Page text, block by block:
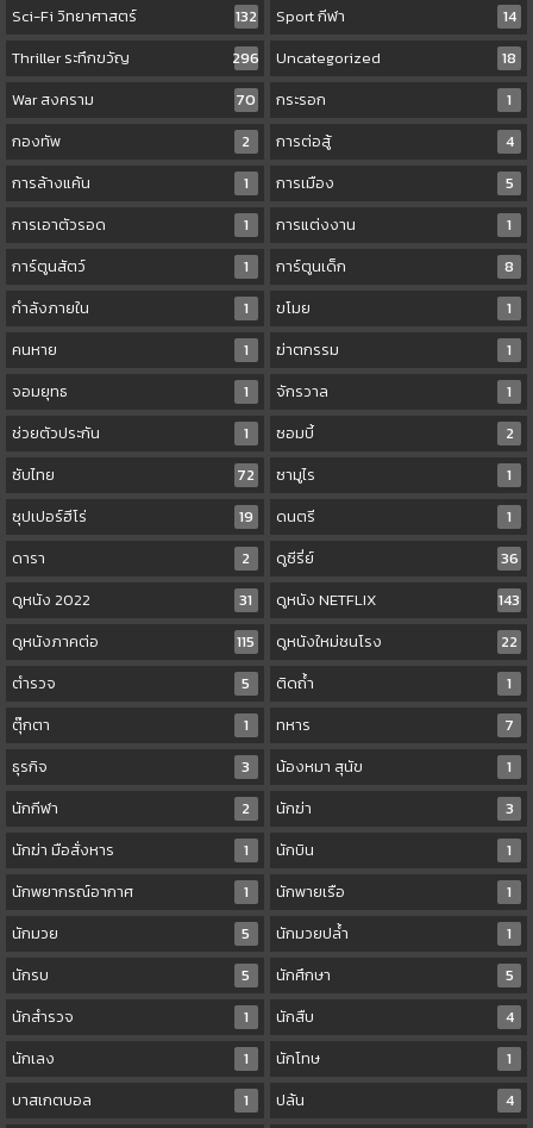
Sci-Fi วิทยาศาสตร์
132 Sport กีฬา
14
Thriller ระทึกขวัญ
296 Uncategorized
18
War สงคราม
70 กระรอก
1
กองทัพ
2 การต่อสู้
4
การล้างแค้น
1 การเมือง
5
การเอาตัวรอด
1 การแต่งงาน
1
การ์ตูนสัตว์
1 การ์ตูนเด็ก
8
กำลังภายใน
1 ขโมย
1
คนหาย
1 ฆ่าตกรรม
1
จอมยุทธ
1 จักรวาล
1
ช่วยตัวประกัน
1 ซอมบี้
2
ซับไทย
72 ซามูไร
1
ซุปเปอร์ฮีโร่
19 ดนตรี
1
ดารา
2 ดูซีรี่ย์
36
ดูหนัง 2022
31 ดูหนัง NETFLIX
143
ดูหนังภาคต่อ
115 ดูหนังใหม่ชนโรง
22
ตำรวจ
5 ติดถ้ำ
1
ตุ๊กตา
1 ทหาร
7
ธุรกิจ
3 น้องหมา สุนัข
1
นักกีฬา
2 นักฆ่า
3
นักฆ่า มือสั่งหาร
1 นักบิน
1
นักพยากรณ์อากาศ
1 นักพายเรือ
1
นักมวย
5 นักมวยปล้ำ
1
นักรบ
5 นักศึกษา
5
นักสำรวจ
1 นักสืบ
4
นักเลง
1 นักโทษ
1
บาสเกตบอล
1 ปล้น
4